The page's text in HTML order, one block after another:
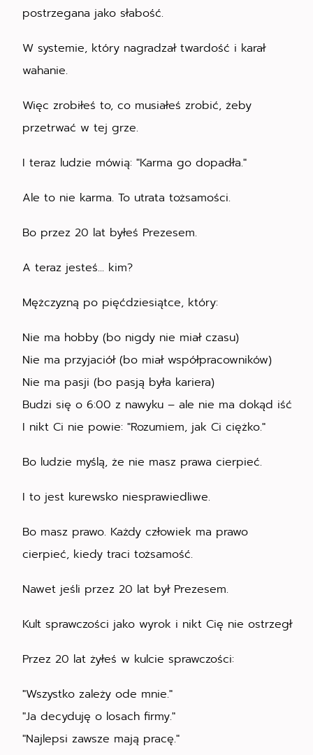
postrzegana jako słabość.
W systemie, który nagradzał twardość i karał
wahanie.
Więc zrobiłeś to, co musiałeś zrobić, żeby
przetrwać w tej grze.
I teraz ludzie mówią: "Karma go dopadła."
Ale to nie karma. To utrata tożsamości.
Bo przez 20 lat byłeś Prezesem.
A teraz jesteś... kim?
Mężczyzną po pięćdziesiątce, który:
Nie ma hobby (bo nigdy nie miał czasu)
Nie ma przyjaciół (bo miał współpracowników)
Nie ma pasji (bo pasją była kariera)
Budzi się o 6:00 z nawyku – ale nie ma dokąd iść
I nikt Ci nie powie: "Rozumiem, jak Ci ciężko."
Bo ludzie myślą, że nie masz prawa cierpieć.
I to jest kurewsko niesprawiedliwe.
Bo masz prawo. Każdy człowiek ma prawo
cierpieć, kiedy traci tożsamość.
Nawet jeśli przez 20 lat był Prezesem.
Kult sprawczości jako wyrok i nikt Cię nie ostrzegł
Przez 20 lat żyłeś w kulcie sprawczości:
"Wszystko zależy ode mnie."
"Ja decyduję o losach firmy."
"Najlepsi zawsze mają pracę."